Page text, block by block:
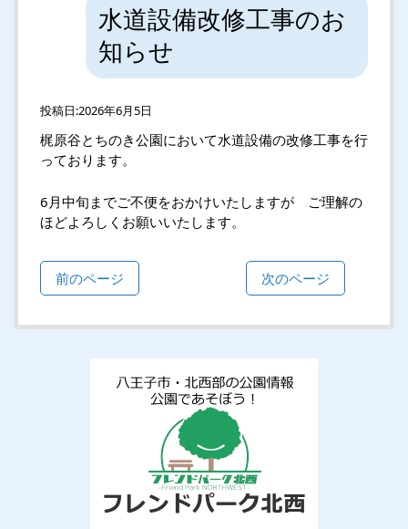
水道設備改修工事のお
知らせ
投稿日:2026年6月5日
梶原谷とちのき公園において水道設備の改修工事を行
っております。
6月中旬までご不便をおかけいたしますが ご理解の
ほどよろしくお願いいたします。
前のページ 次のページ